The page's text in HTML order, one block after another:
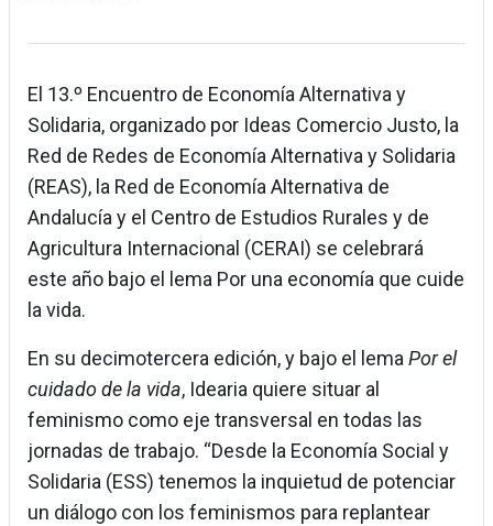
El 13.º Encuentro de Economía Alternativa y
Solidaria, organizado por Ideas Comercio Justo, la
Red de Redes de Economía Alternativa y Solidaria
(REAS), la Red de Economía Alternativa de
Andalucía y el Centro de Estudios Rurales y de
Agricultura Internacional (CERAI) se celebrará
este año bajo el lema Por una economía que cuide
la vida.
En su decimotercera edición, y bajo el lema Por el
cuidado de la vida, Idearia quiere situar al
feminismo como eje transversal en todas las
jornadas de trabajo. “Desde la Economía Social y
Solidaria (ESS) tenemos la inquietud de potenciar
un diálogo con los feminismos para replantear